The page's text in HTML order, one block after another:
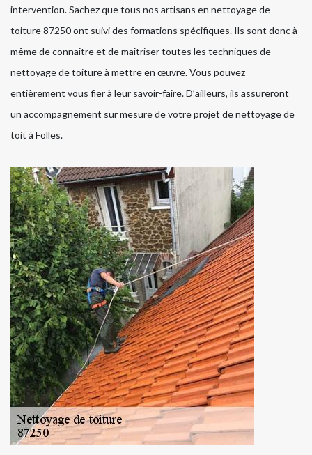
intervention. Sachez que tous nos artisans en nettoyage de
toiture 87250 ont suivi des formations spécifiques. Ils sont donc à
même de connaitre et de maîtriser toutes les techniques de
nettoyage de toiture à mettre en œuvre. Vous pouvez
entièrement vous fier à leur savoir-faire. D’ailleurs, ils assureront
un accompagnement sur mesure de votre projet de nettoyage de
toit à Folles.